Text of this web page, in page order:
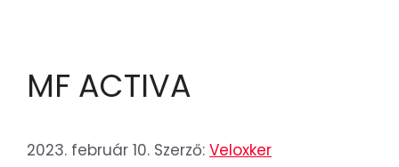
MF ACTIVA
2023. február 10. Szerző: Veloxker